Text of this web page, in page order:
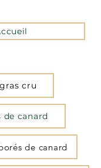
cru
de canard
de canard